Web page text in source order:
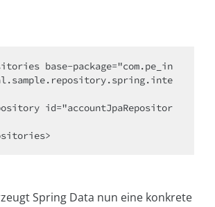
base-package="com.pe_in
Spring Data nun eine konkrete